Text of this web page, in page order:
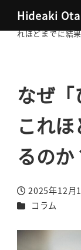
Hideaki
大竹秀明 公式サ
れほどまでに結
なぜ
これ
るのか
投稿日
2025年12月
カテゴリー
コラム